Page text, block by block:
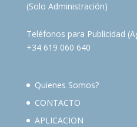
(Solo Administración)
Teléfonos para Publicidad
+34 619 060 640
Quienes Somos?
CONTACTO
APLICACION